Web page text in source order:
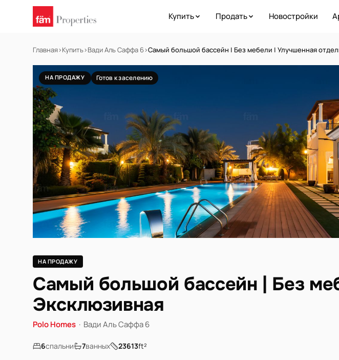
Купить Продать Новостройки
Главная›Купить›Вади Аль Саффа 6›Самый большой бассейн | Без мебели | Улучшенная
НА ПРОДАЖУ Готов к заселению
НА ПРОДАЖУ
Самый большой бассейн | Без
Эксклюзивная
Polo Homes · Вади Аль Саффа 6
6спальни 7ванных 23613ft²